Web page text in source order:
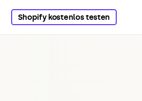
Shopify kostenlos testen